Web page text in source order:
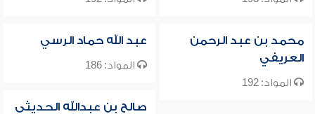
محمد بن عبد الرحمن
العريفي
المواد: 192
عبد الله حماد الرسي
المواد: 186
صالح بن عبدالله الحديثي